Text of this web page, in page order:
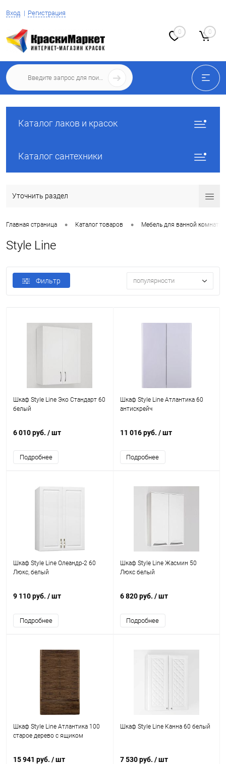
Вход Регистрация
0 0
Каталог лаков и красок
Каталог сантехники
Уточнить раздел
Главная страница • Каталог товаров • Мебель для ванной комнаты
Style Line
Фильтр популярности
Шкаф Style Line Эко Стандарт 60
белый
6 010 руб. / шт
Подробнее
Шкаф Style Line Атлантика 60
антискрейч
11 016 руб. / шт
Подробнее
Шкаф Style Line Олеандр-2 60
Люкс, белый
9 110 руб. / шт
Подробнее
Шкаф Style Line Жасмин 50
Люкс белый
6 820 руб. / шт
Подробнее
Шкаф Style Line Атлантика 100
старое дерево с ящиком
15 941 руб. / шт
Шкаф Style Line Канна 60 белый
7 530 руб. / шт